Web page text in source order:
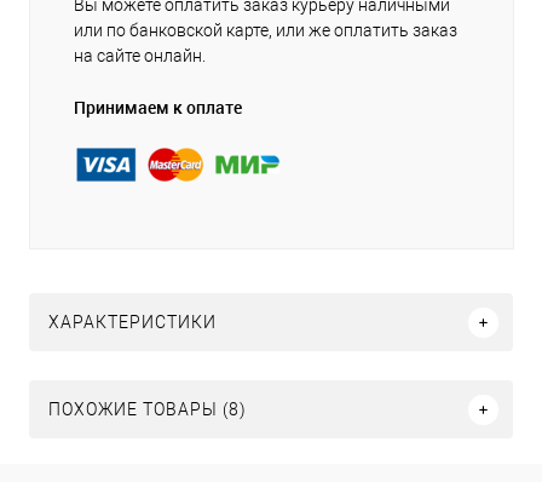
Вы можете оплатить заказ курьеру наличными
или по банковской карте, или же оплатить заказ
на сайте онлайн.
Принимаем к оплате
ХАРАКТЕРИСТИКИ
ПОХОЖИЕ ТОВАРЫ (8)